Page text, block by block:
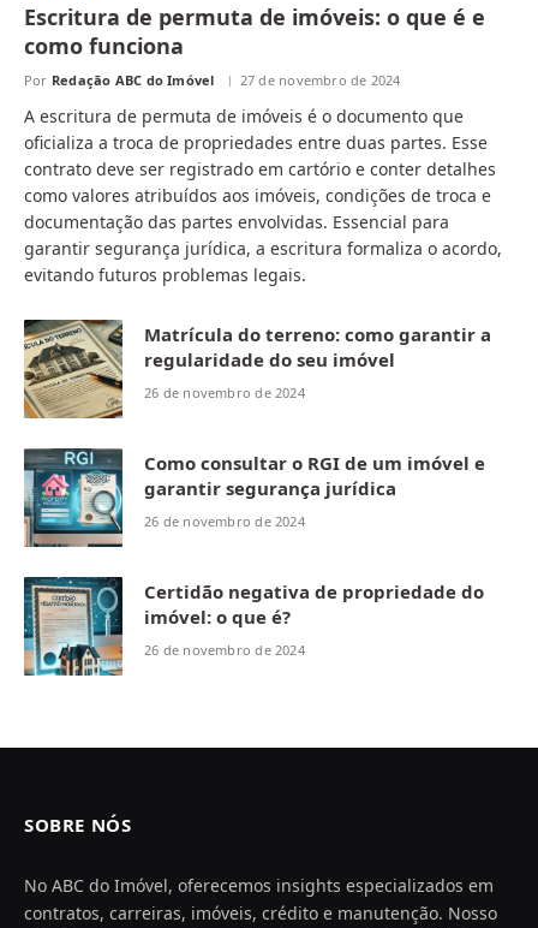
Escritura de permuta de imóveis: o que é e
como funciona
Por Redação ABC do Imóvel 27 de novembro de 2024
A escritura de permuta de imóveis é o documento que
oficializa a troca de propriedades entre duas partes. Esse
contrato deve ser registrado em cartório e conter detalhes
como valores atribuídos aos imóveis, condições de troca e
documentação das partes envolvidas. Essencial para
garantir segurança jurídica, a escritura formaliza o acordo,
evitando futuros problemas legais.
Matrícula do terreno: como garantir a
regularidade do seu imóvel
26 de novembro de 2024
Como consultar o RGI de um imóvel e
garantir segurança jurídica
26 de novembro de 2024
Certidão negativa de propriedade do
imóvel: o que é?
26 de novembro de 2024
SOBRE NÓS
No ABC do Imóvel, oferecemos insights especializados em
contratos, carreiras, imóveis, crédito e manutenção. Nosso